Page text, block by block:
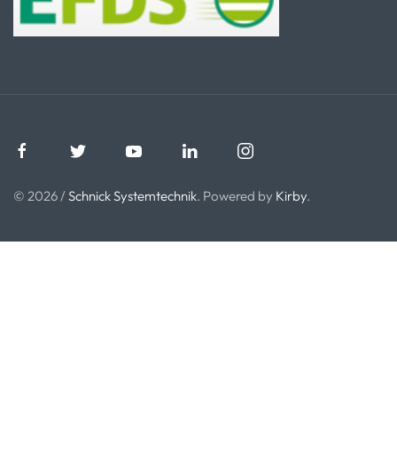
© 2026 /Schnick Systemtechnik. Powered by Kirby.